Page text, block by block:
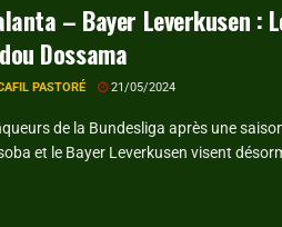
– Bayer Leverkusen :
Dossama
PASTORÉ 21/05/2024
de la Bundesliga après une
et le Bayer Leverkusen visent